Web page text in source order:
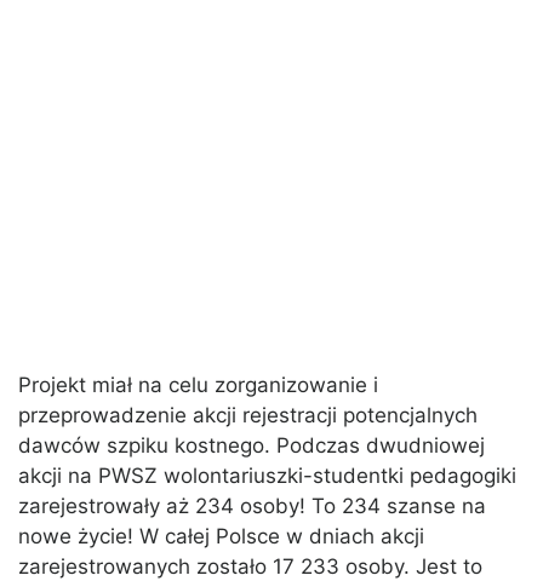
Projekt miał na celu zorganizowanie i
przeprowadzenie akcji rejestracji potencjalnych
dawców szpiku kostnego. Podczas dwudniowej
akcji na PWSZ wolontariuszki-studentki pedagogiki
zarejestrowały aż 234 osoby! To 234 szanse na
nowe życie! W całej Polsce w dniach akcji
zarejestrowanych zostało 17 233 osoby. Jest to